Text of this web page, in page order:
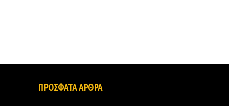
ΠΡΟΣΦΑΤΑ ΑΡΘΡΑ